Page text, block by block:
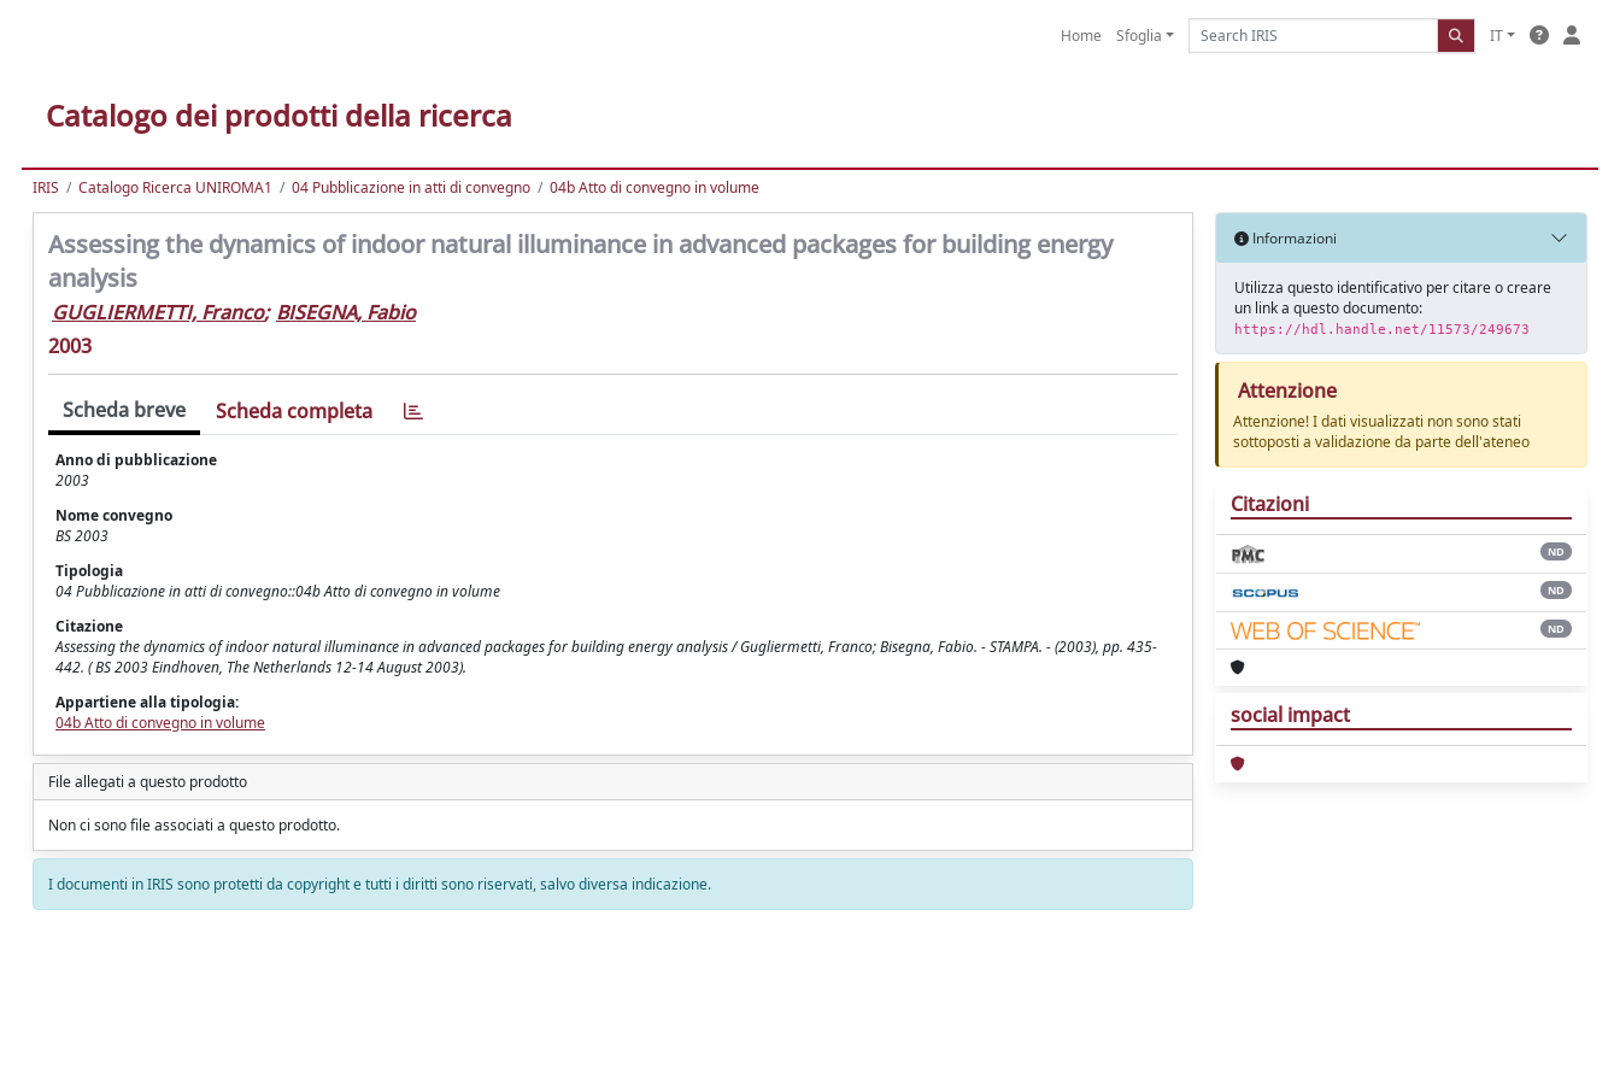
Home Sfoglia IT
Catalogo dei prodotti della ricerca
IRIS Catalogo Ricerca UNIROMA1 04 Pubblicazione in atti di convegno 04b Atto di convegno in volume
Assessing the dynamics of indoor natural illuminance in advanced packages for building energy
analysis
GUGLIERMETTI, Franco; BISEGNA, Fabio
2003
Scheda breve Scheda completa
Anno di pubblicazione
2003
Nome convegno
BS 2003
Tipologia
04 Pubblicazione in atti di convegno::04b Atto di convegno in volume
Citazione
Assessing the dynamics of indoor natural illuminance in advanced packages for building energy analysis / Gugliermetti, Franco; Bisegna, Fabio. - STAMPA. - (2003), pp. 435-
442. ( BS 2003 Eindhoven, The Netherlands 12-14 August 2003).
Appartiene alla tipologia:
04b Atto di convegno in volume
File allegati a questo prodotto
Non ci sono file associati a questo prodotto.
I documenti in IRIS sono protetti da copyright e tutti i diritti sono riservati, salvo diversa indicazione.
Informazioni
Utilizza questo identificativo per citare o creare
un link a questo documento:
https://hdl.handle.net/11573/249673
Attenzione
Attenzione! I dati visualizzati non sono stati
sottoposti a validazione da parte dell'ateneo
Citazioni
ND
ND
ND
social impact